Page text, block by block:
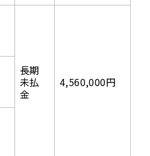
長期
未払
金
4,560,000円